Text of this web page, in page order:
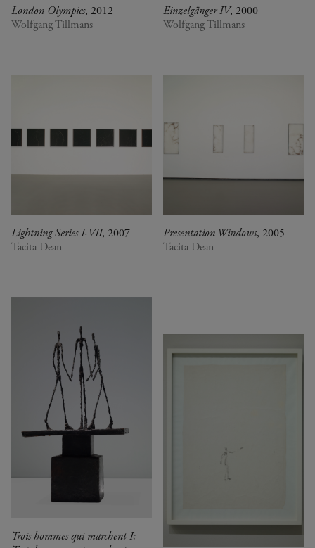
London Olympics, 2012
Wolfgang Tillmans
Einzelgänger IV, 2000
Wolfgang Tillmans
Lightning Series I-VII, 2007
Tacita Dean
Presentation Windows, 2005
Tacita Dean
Trois hommes qui marchent I;